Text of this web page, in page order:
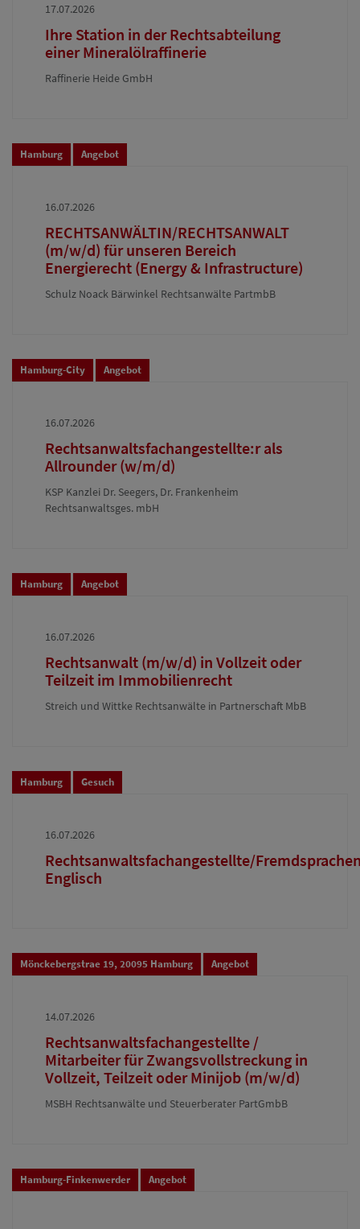
17.07.2026
Ihre Station in der Rechtsabteilung
einer Mineralölraffinerie
Raffinerie Heide GmbH
Hamburg Angebot
16.07.2026
RECHTSANWÄLTIN/RECHTSANWALT
(m/w/d) für unseren Bereich
Energierecht (Energy & Infrastructure)
Schulz Noack Bärwinkel Rechtsanwälte PartmbB
Hamburg-City Angebot
16.07.2026
Rechtsanwaltsfachangestellte:r als
Allrounder (w/m/d)
KSP Kanzlei Dr. Seegers, Dr. Frankenheim
Rechtsanwaltsges. mbH
Hamburg Angebot
16.07.2026
Rechtsanwalt (m/w/d) in Vollzeit oder
Teilzeit im Immobilienrecht
Streich und Wittke Rechtsanwälte in Partnerschaft MbB
Hamburg Gesuch
16.07.2026
Rechtsanwaltsfachangestellte/
Englisch
Mönckebergstrae 19, 20095 Hamburg Angebot
14.07.2026
Rechtsanwaltsfachangestellte /
Mitarbeiter für Zwangsvollstreckung in
Vollzeit, Teilzeit oder Minijob (m/w/d)
MSBH Rechtsanwälte und Steuerberater PartGmbB
Hamburg-Finkenwerder Angebot